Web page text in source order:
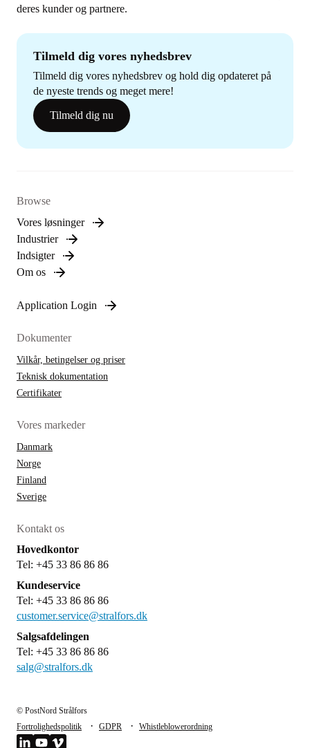
deres kunder og partnere.
Tilmeld dig vores nyhedsbrev
Tilmeld dig vores nyhedsbrev og hold dig opdateret på
de nyeste trends og meget mere!
Tilmeld dig nu
Browse
Vores løsninger
Industrier
Indsigter
Om os
Application Login
Dokumenter
Vilkår, betingelser og priser
Teknisk dokumentation
Certifikater
Vores markeder
Danmark
Norge
Finland
Sverige
Kontakt os
Hovedkontor
Tel: +45 33 86 86 86
Kundeservice
Tel: +45 33 86 86 86
customer.service@stralfors.dk
Salgsafdelingen
Tel: +45 33 86 86 86
salg@stralfors.dk
© PostNord Strålfors
Fortrolighedspolitik
· GDPR · Whistleblowerordning